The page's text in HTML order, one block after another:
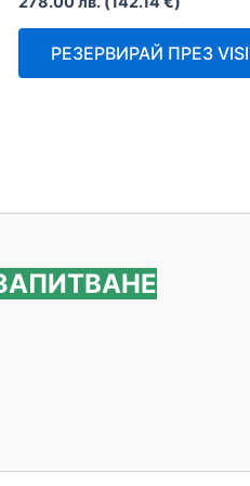
с
0
РЕЗЕРВИРАЙ ПРЕЗ